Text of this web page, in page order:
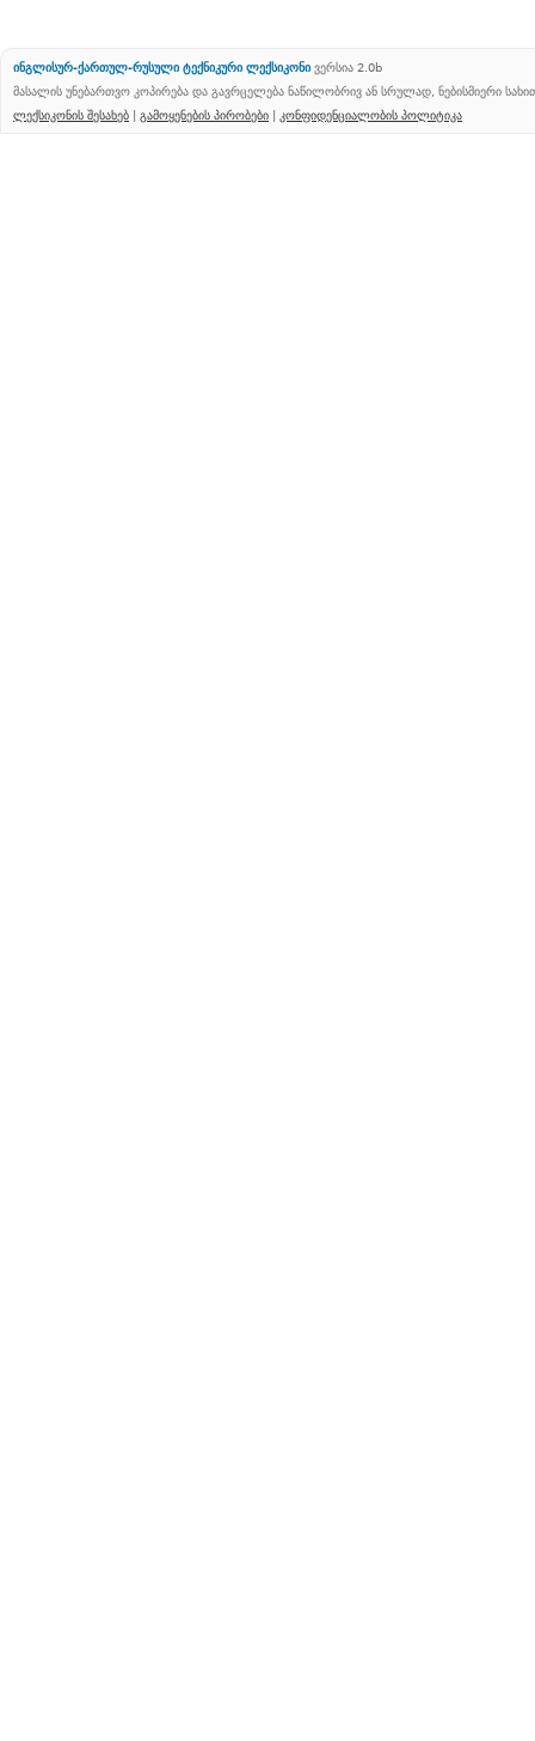
ინგლისურ-ქართულ-რუსული ტექნიკური ლექსიკონი ვერსია 2.0b
მასალის უნებართვო კოპირება და გავრცელება ნაწილობრივ ან სრულად, ნებისმიერი
ლექსიკონის შესახებ | გამოყენების პირობები | კონფიდენციალობის პოლიტიკა